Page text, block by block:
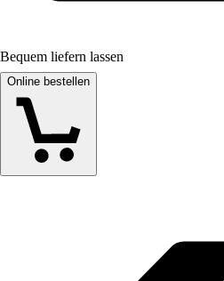
Bequem liefern lassen
Online bestellen